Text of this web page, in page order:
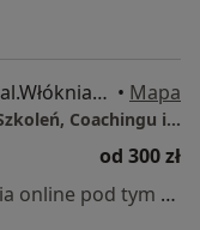
Żubardzka 4 pok. 45 i 47 (blisko al.Włókniarzy), Łódź • Mapa
Instytut Badań Psychologicznych, Szkoleń, Coachingu i Psychoterapii EMPIRIA.PL
od 300 zł
Specjalista nie oferuje umawiania online pod tym adresem.